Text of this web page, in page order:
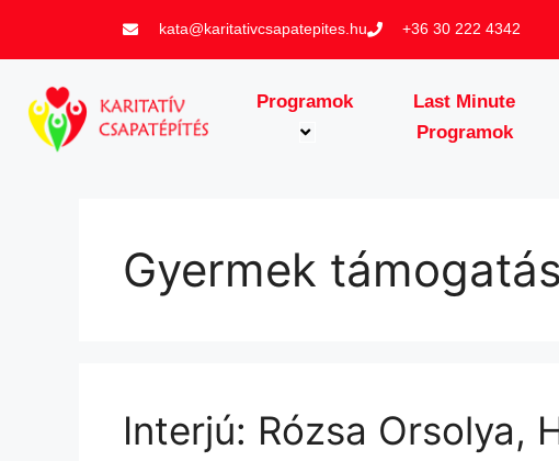
kata@karitativcsapatepites.hu +36 30 222 4342
Programok
Last Minute
Programok
Gyermek támogatás
Interjú: Rózsa Orsolya,